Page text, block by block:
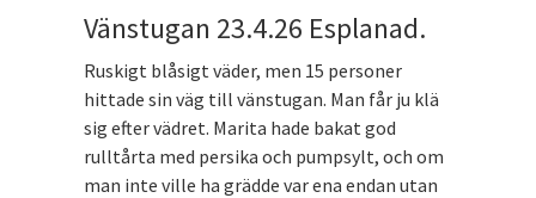
Vänstugan 23.4.26 Esplanad.
Ruskigt blåsigt väder, men 15 personer
hittade sin väg till vänstugan. Man får ju klä
sig efter vädret. Marita hade bakat god
rulltårta med persika och pumpsylt, och om
man inte ville ha grädde var ena endan utan